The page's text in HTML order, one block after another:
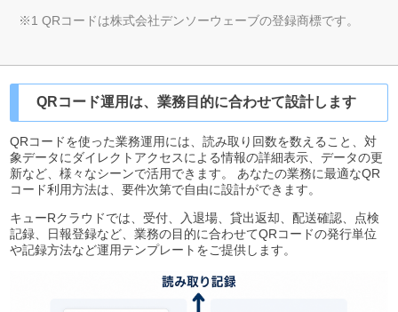
※1 QRコードは株式会社デンソーウェーブの登録商標です。
QRコード運用は、業務目的に合わせて設計します
QRコードを使った業務運用には、読み取り回数を数えること、対
象データにダイレクトアクセスによる情報の詳細表示、データの更
新など、様々なシーンで活用できます。 あなたの業務に最適なQR
コード利用方法は、要件次第で自由に設計ができます。
キューRクラウドでは、受付、入退場、貸出返却、配送確認、点検
記録、日報登録など、業務の目的に合わせてQRコードの発行単位
や記録方法など運用テンプレートをご提供します。